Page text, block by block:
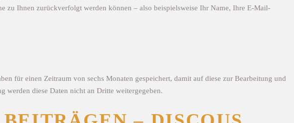
zu Ihnen zurückverfolgt werden können – also beispielsweise Ihr Name, Ihre E-Mail-
für einen Zeitraum von sechs Monaten gespeichert, damit auf diese zur Bearbeitung und
diese Daten nicht an Dritte weitergegeben.